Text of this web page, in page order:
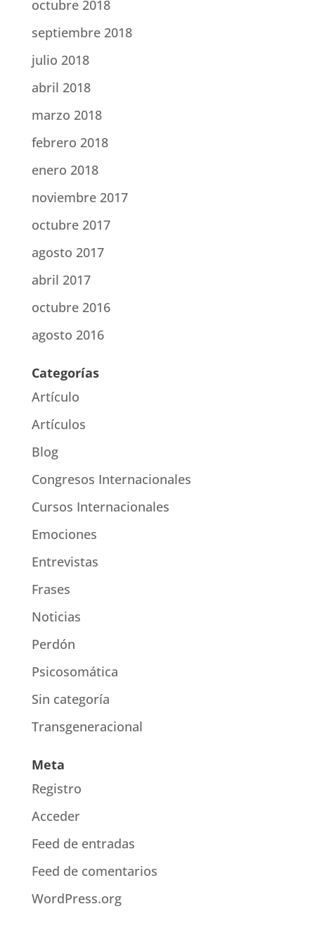
octubre 2018
septiembre 2018
julio 2018
abril 2018
marzo 2018
febrero 2018
enero 2018
noviembre 2017
octubre 2017
agosto 2017
abril 2017
octubre 2016
agosto 2016
Categorías
Artículo
Artículos
Blog
Congresos Internacionales
Cursos Internacionales
Emociones
Entrevistas
Frases
Noticias
Perdón
Psicosomática
Sin categoría
Transgeneracional
Meta
Registro
Acceder
Feed de entradas
Feed de comentarios
WordPress.org